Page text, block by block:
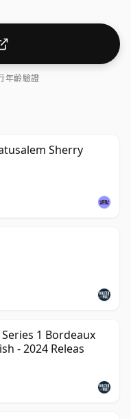
年齡驗證
Sherry
1 Bordeaux
- 2024 Releas